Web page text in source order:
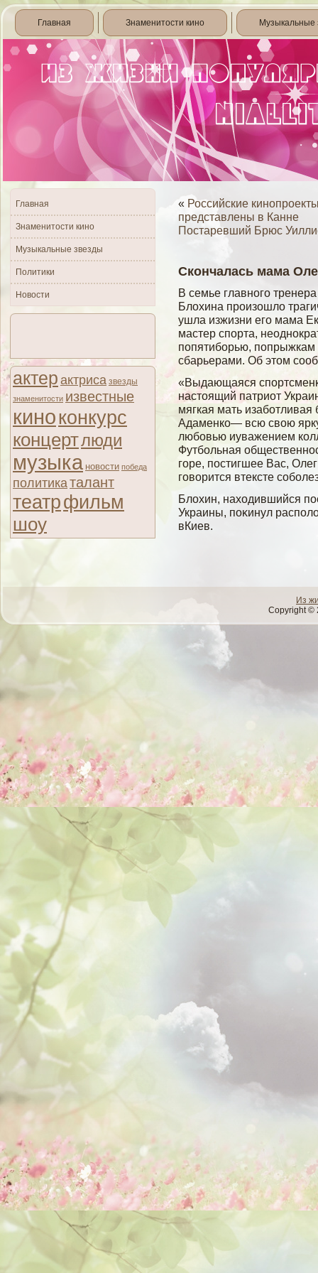
Главная Знаменитости кино Музыкальные
Главная
Знаменитости кино
Музыкальные звезды
Политики
Новости
актер актриса звезды
знаменитости известные
киноконкурс
концертлюди
музыка новости победа
политикаталант
театрфильм
шоу
« Российские
представлены в Канне
Постаревший Брюс
Скончалась мама
В семье главного
Блохина произошло
ушла изжизни его мама
мастер спорта,
попятиборью, попрыжкам
сбарьерами. Об этом
«Выдающаяся
настоящий патриот
мягкая мать
Адаменко— всю свою
любовью иуважением
Футбольная
горе, постигшее Вас,
говорится втексте
Блοхин, находившийся
Украины, поκинул
вКиев.
Из
Copyright ©